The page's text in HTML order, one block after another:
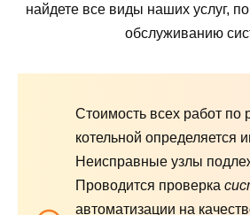
найдете все виды наших услуг,
обслуживанию
Стоимость всех работ по
котельной определяется
Неисправные узлы
Проводится проверка
автоматизации на